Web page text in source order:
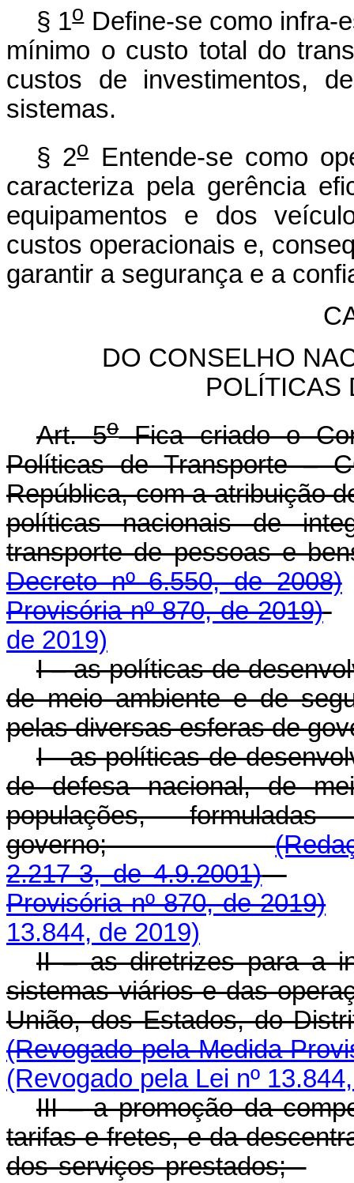
§ 1oDefine-se como infra-
mínimo o custo total do
custos de investimentos,
sistemas.
§ 2oEntende-se como
caracteriza pela gerência
equipamentos e dos
custos operacionais e,
garantir a segurança e a
DO CONSELHO
POLÍTICAS
Art. 5oFica criado o
Políticas de Transporte –
República, com a atribuição
políticas nacionais de
transporte de pessoas e
Decreto nº 6.550, de 2008)
Provisória nº 870, de 2019)
de 2019)
I – as políticas de
de meio ambiente e de
pelas diversas esferas de
I - as políticas de
de defesa nacional, de
populações,
governo;
2.217-3, de 4.9.2001)
Provisória nº 870, de 2019)
13.844, de 2019)
II – as diretrizes para a
sistemas viários e das
União, dos Estados, do
(Revogado pela Medida
(Revogado pela Lei nº
III – a promoção da
tarifas e fretes, e da
dos serviços prestados;